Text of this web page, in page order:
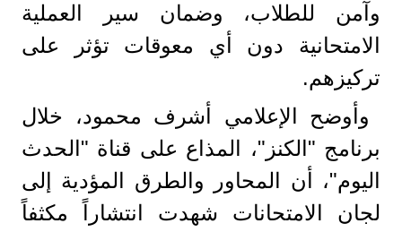
وآمن للطلاب، وضمان سير العملية
الامتحانية دون أي معوقات تؤثر على
تركيزهم.
وأوضح الإعلامي أشرف محمود، خلال
برنامج "الكنز"، المذاع على قناة "الحدث
اليوم"، أن المحاور والطرق المؤدية إلى
لجان الامتحانات شهدت انتشاراً مكثفاً